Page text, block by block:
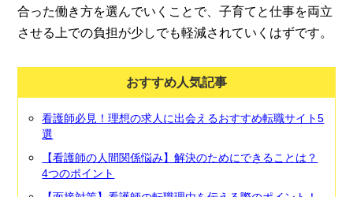
合った働き方を選んでいくことで、子育てと仕事を両立
させる上での負担が少しでも軽減されていくはずです。
おすすめ人気記事
看護師必見！理想の求人に出会えるおすすめ転職サイト5
選
【看護師の人間関係悩み】解決のためにできることは？
4つのポイント